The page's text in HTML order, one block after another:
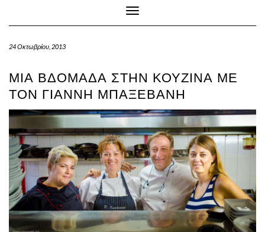
Toggle Navigation
24 Οκτωβρίου, 2013
ΜΙΑ ΒΔΟΜΆΔΑ ΣΤΗΝ ΚΟΥΖΊΝΑ ΜΕ
ΤΟΝ ΓΙΆΝΝΗ ΜΠΑΞΕΒΆΝΗ